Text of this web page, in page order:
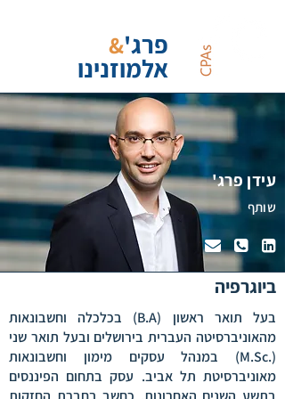
בעל תואר ראשון (B.A) בכלכלה וחשבונאות
מהאוניברסיטה העברית בירושלים ובעל תואר שני
(.M.Sc) במנהל עסקים מימון וחשבונאות
מאוניברסיטת תל אביב. עסק בתחום הפיננסים
ביוגרפיה
עידן פרג'
שותף
  
פרג'&
אלמוזנינו